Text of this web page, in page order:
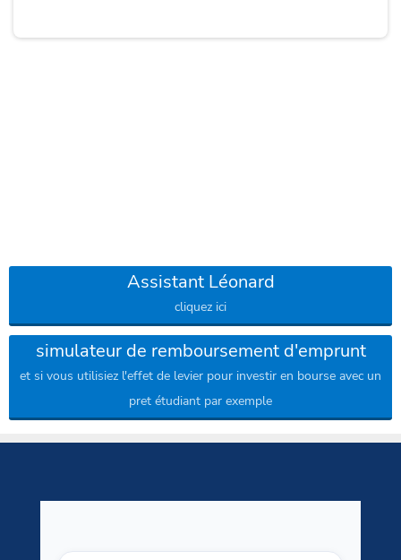
Assistant Léonard
cliquez ici
simulateur de remboursement d'emprunt
et si vous utilisiez l'effet de levier pour investir en bourse avec un
pret étudiant par exemple